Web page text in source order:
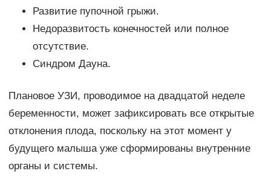
Развитие пупочной грыжи.
Недоразвитость конечностей или полное
отсутствие.
Синдром Дауна.
Плановое УЗИ, проводимое на двадцатой неделе
беременности, может зафиксировать все открытые
отклонения плода, поскольку на этот момент у
будущего малыша уже сформированы внутренние
органы и системы.